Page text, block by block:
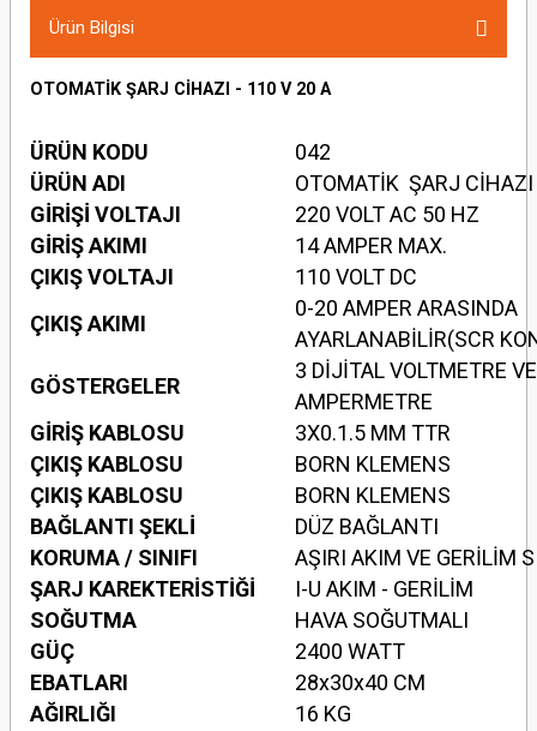
Ürün Bilgisi
OTOMATİK ŞARJ CİHAZI - 110 V 20 A
ÜRÜN KODU
042
ÜRÜN ADI
OTOMATİK ŞARJ CİHAZI
GİRİŞİ VOLTAJI
220 VOLT AC 50 HZ
GİRİŞ AKIMI
14 AMPER MAX.
ÇIKIŞ VOLTAJI
110 VOLT DC
ÇIKIŞ AKIMI
0-20 AMPER ARASINDA
AYARLANABİLİR(SCR
GÖSTERGELER
3 DİJİTAL VOLTMETRE VE
AMPERMETRE
GİRİŞ KABLOSU
3X0.1.5 MM TTR
ÇIKIŞ KABLOSU
BORN KLEMENS
ÇIKIŞ KABLOSU
BORN KLEMENS
BAĞLANTI ŞEKLİ
DÜZ BAĞLANTI
KORUMA / SINIFI
AŞIRI AKIM VE GERİLİM
ŞARJ KAREKTERİSTİĞİ
I-U AKIM - GERİLİM
SOĞUTMA
HAVA SOĞUTMALI
GÜÇ
2400 WATT
EBATLARI
28x30x40 CM
AĞIRLIĞI
16 KG